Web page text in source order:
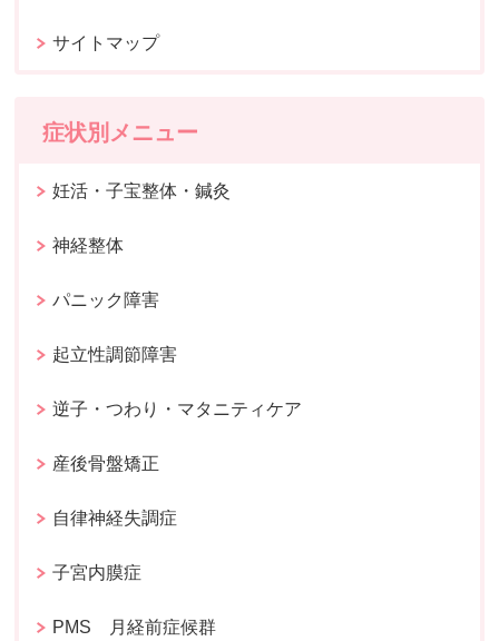
サイトマップ
症状別メニュー
妊活・子宝整体・鍼灸
神経整体
パニック障害
起立性調節障害
逆子・つわり・マタニティケア
産後骨盤矯正
自律神経失調症
子宮内膜症
PMS 月経前症候群